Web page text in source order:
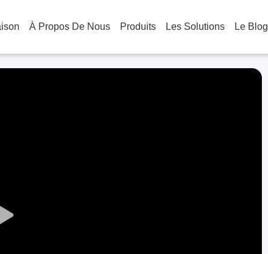
À Propos De Nous Produits Les Solutions Le Blog
Play